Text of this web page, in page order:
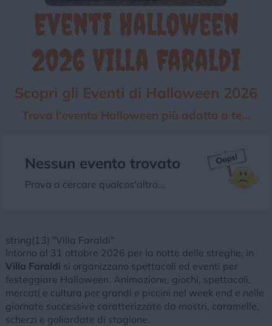
Chi siamo Privacy e Cookie Login
Eventi Halloween
2026 Villa Faraldi
Scopri gli Eventi di Halloween 2026
Trova l'evento Halloween più adatto a te...
Nessun evento trovato
Prova a cercare qualcos'altro...
string(13) "Villa Faraldi"
Intorno al 31 ottobre 2026 per la notte delle streghe, in
Villa Faraldi si organizzano spettacoli ed eventi per
festeggiare Halloween. Animazione, giochi, spettacoli,
mercati e cultura per grandi e piccini nel week end e nelle
giornate successive caratterizzate da mostri, caramelle,
scherzi e goliardate di stagione.